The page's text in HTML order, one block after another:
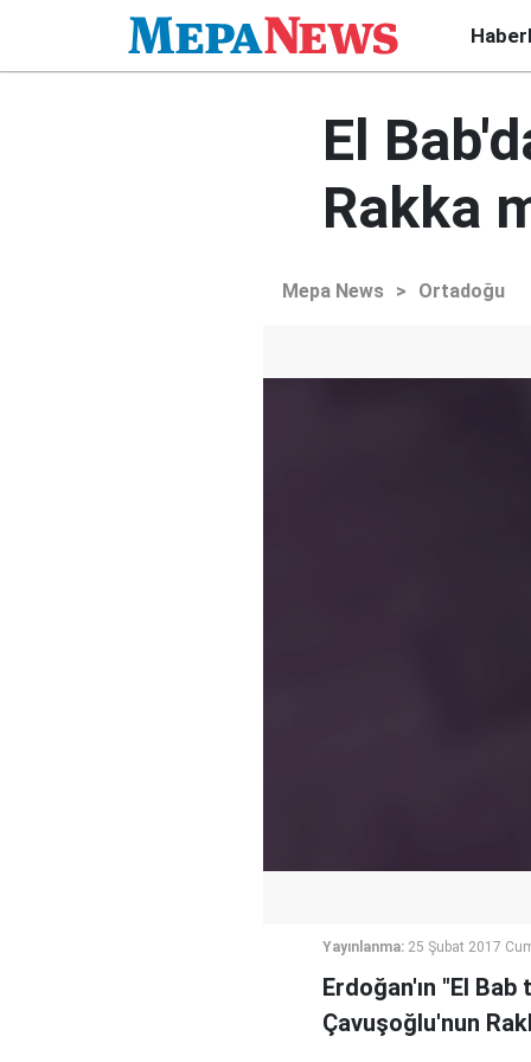
El
Rakka
Mepa News > Ortadoğu
Yayınlanma: 25 Şubat 2017
Erdoğan'ın "El
Çavuşoğlu'nun